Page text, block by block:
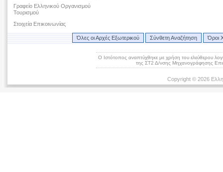
Γραφείο Ελληνικού Οργανισμού
Τουρισμού
Στοιχεία Επικοινωνίας
Όλες οι Αρχές Εξωτερικού Σύνθετη Αναζήτηση Όροι
Ο Ιστότοπος αναπτύχθηκε με χρήση του ελεύθερου
της ΣΤ2 Δ/νσης Μηχανογράφησης
Copyright © 2026